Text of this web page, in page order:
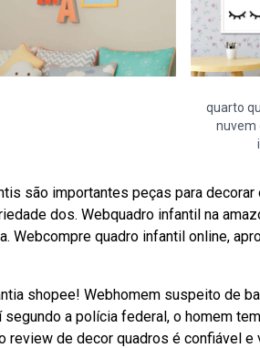
quarto
nuvem
são importantes peças para
dos. Webquadro infantil na
Webcompre quadro infantil online,
shopee! Webhomem suspeito de
a polícia federal, o homem
review de decor quadros é confiável